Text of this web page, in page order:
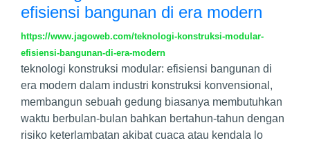
efisiensi bangunan di era modern
https://www.jagoweb.com/teknologi-konstruksi-modular-
efisiensi-bangunan-di-era-modern
teknologi konstruksi modular: efisiensi bangunan di
era modern dalam industri konstruksi konvensional,
membangun sebuah gedung biasanya membutuhkan
waktu berbulan-bulan bahkan bertahun-tahun dengan
risiko keterlambatan akibat cuaca atau kendala lo